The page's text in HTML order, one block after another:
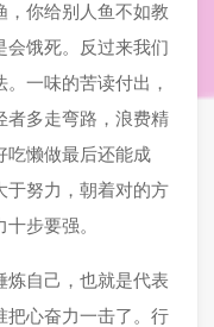
，你给别人鱼不如教
会饿死。反过来我们
一味的苦读付出，
者多走弯路，浪费精
吃懒做最后还能成
于努力，朝着对的方
步要强。
炼自己，也就是代表
把心奋力一击了。行